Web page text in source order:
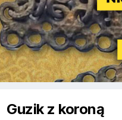
Guzik z koroną